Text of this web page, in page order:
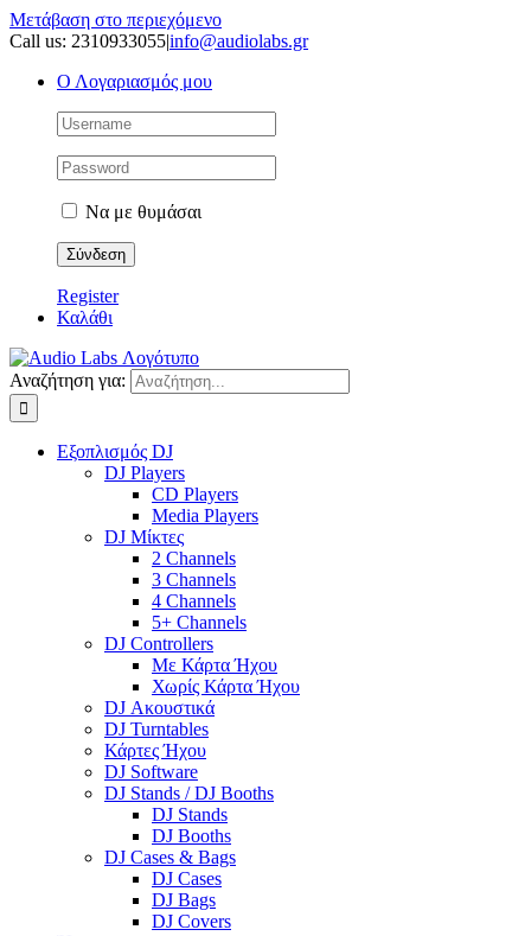
Μετάβαση στο περιεχόμενο
Call us: 2310933055|info@audiolabs.gr
Ο Λογαριασμός μου
Να με θυμάσαι
Register
Καλάθι
Αναζήτηση για:
Εξοπλισμός DJ
DJ Players
CD Players
Media Players
DJ Μίκτες
2 Channels
3 Channels
4 Channels
5+ Channels
DJ Controllers
Με Κάρτα Ήχου
Χωρίς Κάρτα Ήχου
DJ Ακουστικά
DJ Turntables
Κάρτες Ήχου
DJ Software
DJ Stands / DJ Booths
DJ Stands
DJ Booths
DJ Cases & Bags
DJ Cases
DJ Bags
DJ Covers